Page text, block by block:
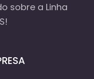
sobre a Linha